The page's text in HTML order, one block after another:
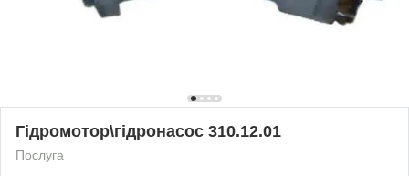
Гідромотор\гідронасос 310.12.01
Послуга